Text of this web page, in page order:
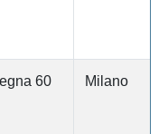
60 Milano